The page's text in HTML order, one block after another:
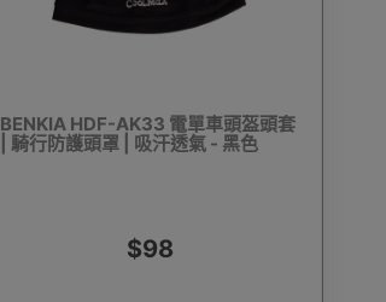
BENKIA HDF-AK33 電單車頭盔頭套
| 騎行防護頭罩 | 吸汗透氣 - 黑色
$98